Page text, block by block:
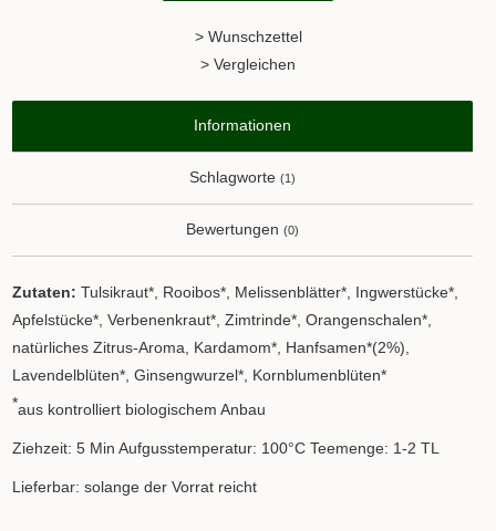
> Wunschzettel
> Vergleichen
Informationen
Schlagworte (1)
Bewertungen (0)
Zutaten: Tulsikraut*, Rooibos*, Melissenblätter*, Ingwerstücke*,
Apfelstücke*, Verbenenkraut*, Zimtrinde*, Orangenschalen*,
natürliches Zitrus-Aroma, Kardamom*, Hanfsamen*(2%),
Lavendelblüten*, Ginsengwurzel*, Kornblumenblüten*
*aus kontrolliert biologischem Anbau
Ziehzeit: 5 Min Aufgusstemperatur: 100°C Teemenge: 1-2 TL
Lieferbar: solange der Vorrat reicht